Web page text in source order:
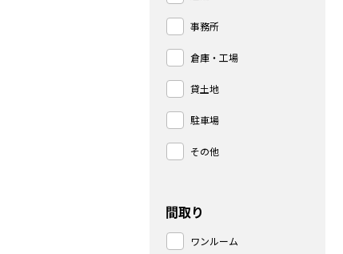
事務所
倉庫・工場
貸土地
駐車場
その他
間取り
ワンルーム